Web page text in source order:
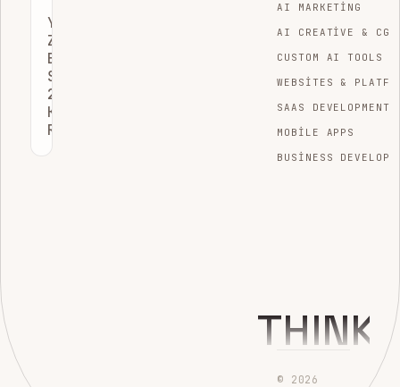
YAPAY
ZEKA
BENCHMARK
SIRALAMALARI:
2026’DA
KAZANMA
REHBERI
AI MARKETING
AI CREATIVE & CGI
CUSTOM AI TOOLS
WEBSITES &
SAAS DEVELOPMENT
MOBILE APPS
BUSINESS
© 2026